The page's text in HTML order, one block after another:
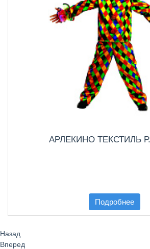
АРЛЕКИНО ТЕКСТИЛЬ
Подробнее
Назад
Вперед